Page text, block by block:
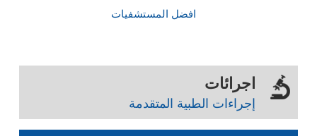
افضل المستشفيات
اجرائات
إجراءات الطبية المتقدمة